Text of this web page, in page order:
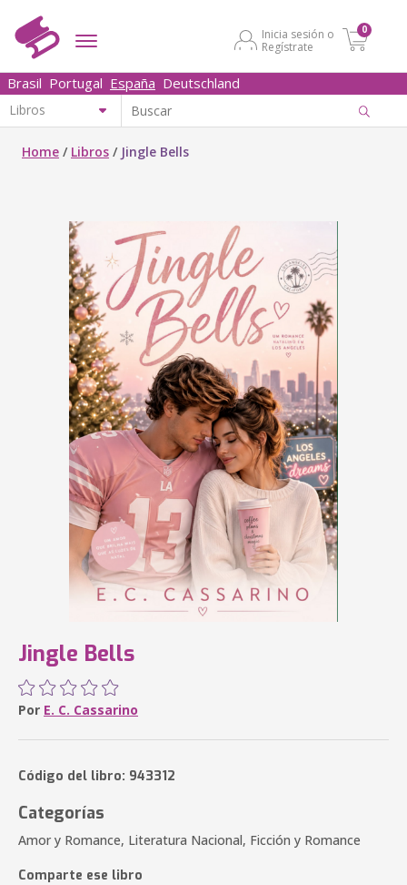
Inicia sesión o
Regístrate
0
Brasil Portugal España Deutschland
Home / Libros / Jingle Bells
Jingle Bells
Por E. C. Cassarino
Código del libro: 943312
Categorías
Amor y Romance, Literatura Nacional, Ficción y Romance
Comparte ese libro